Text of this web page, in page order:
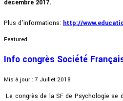
décembre 2017.
Plus d'informations: http://
Featured
Info congrès Société
Mis à jour : 7 Juillet 2018
Le congrès de la SF de Psychologie se